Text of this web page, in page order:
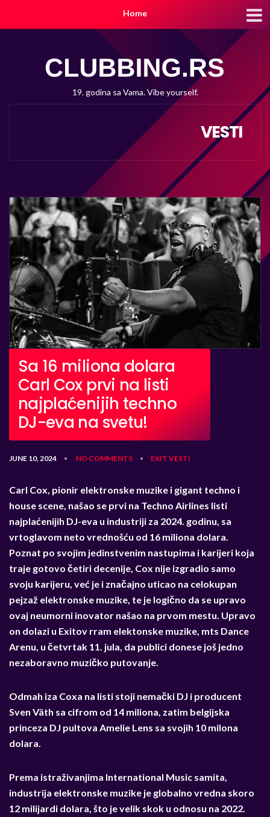
Home
19. godina sa Vama. Vibe yourself.
VESTI
Sa 16 miliona dolara
Carl Cox prvi na listi
najplaćenijih techno
DJ-eva na svetu!
JUNE 10, 2024 • NO COMMENTS • EXIT VESTI
Carl Cox, pionir elektronske muzike i gigant techno i
house scene, našao se prvi na Techno Airlines listi
najplaćenijih DJ-eva u industriji za 2024. godinu, sa
vrtoglavom neto vrednošću od 16 miliona dolara.
Poznat po svojim jedinstvenim nastupima i karijeri koja
traje gotovo četiri decenije, Cox nije izgradio samo
svoju karijeru, već je i značajno uticao na celokupan
pejzaž elektronske muzike, te je logično da se upravo
ovaj neumorni inovator našao na prvom mestu. Upravo
on dolazi u Exitov rram elektonske muzike, mts Dance
Arenu, u četvrtak 11. jula, da publici donese još jedno
nezaboravno muzičko putovanje.
Odmah iza Coxa na listi stoji nemački DJ i producent
Sven Väth sa cifrom od 14 miliona, zatim belgijska
princeza DJ pultova Amelie Lens sa svojih 10 milona
dolara.
Prema istraživanjima International Music samita,
industrija elektronske muzike je globalno vredna skoro
12 milijardi dolara, što je velik skok u odnosu na 2022.